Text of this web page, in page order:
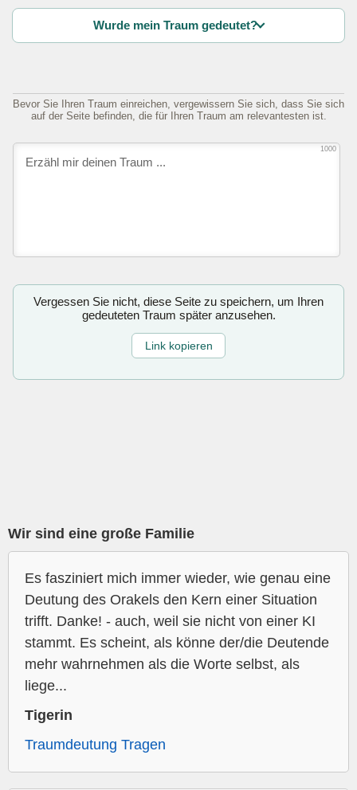
Wurde mein Traum gedeutet?
Bevor Sie Ihren Traum einreichen, vergewissern Sie sich, dass Sie sich
auf der Seite befinden, die für Ihren Traum am relevantesten ist.
1000
Vergessen Sie nicht, diese Seite zu speichern, um Ihren
gedeuteten Traum später anzusehen.
Link kopieren
Wir sind eine große Familie
Es fasziniert mich immer wieder, wie genau eine
Deutung des Orakels den Kern einer Situation
trifft. Danke! - auch, weil sie nicht von einer KI
stammt. Es scheint, als könne der/die Deutende
mehr wahrnehmen als die Worte selbst, als
liege...
Tigerin
Traumdeutung Tragen